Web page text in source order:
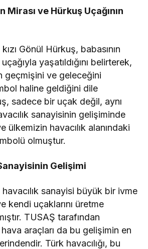
Mirası ve Hürkuş Uçağının
Gönül Hürkuş, babasının
yaşatıldığını belirterek,
geçmişini ve geleceğini
haline geldiğini dile
sadece bir uçak değil, aynı
sanayisinin gelişiminde
ülkemizin havacılık alanındaki
olmuştur.
Gelişimi
sanayisi büyük bir ivme
kendi uçaklarını üretme
TUSAŞ tarafından
araçları da bu gelişimin en
Türk havacılığı, bu